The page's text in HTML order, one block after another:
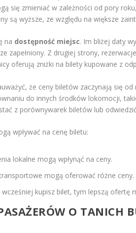
się zmieniać w zależności od pory
są wyższe, ze względu na większe
na dostępność miejsc. Im bliżej daty
zapełniony. Z drugiej strony,
oferują zniżki na bilety kupowane z
że ceny biletów zaczynają się od
do innych środków lokomocji,
z porównywarek biletów lub
wpływać na cenę biletu:
lokalne mogą wpłynąć na ceny.
mogą oferować różne ceny.
wcześniej kupisz bilet, tym lepszą ofertę
O TANICH